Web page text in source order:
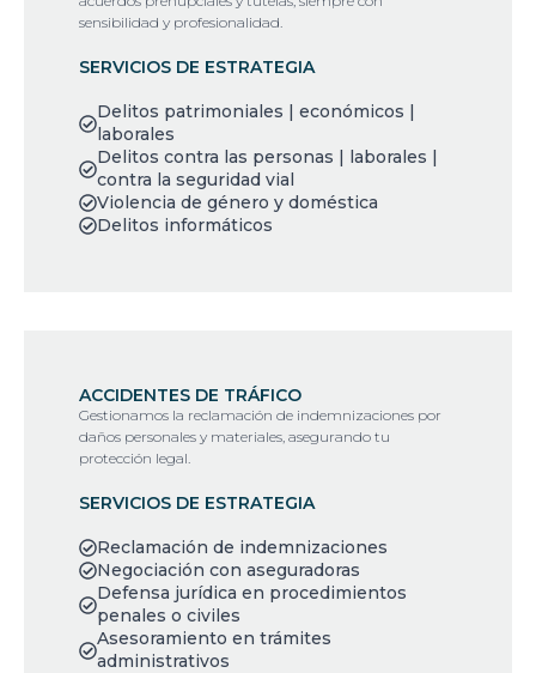
sensibilidad y profesionalidad.
SERVICIOS DE ESTRATEGIA
Delitos patrimoniales | económicos |
laborales
Delitos contra las personas | laborales |
contra la seguridad vial
Violencia de género y doméstica
Delitos informáticos
ACCIDENTES DE TRÁFICO
Gestionamos la reclamación de indemnizaciones por
daños personales y materiales, asegurando tu
protección legal.
SERVICIOS DE ESTRATEGIA
Reclamación de indemnizaciones
Negociación con aseguradoras
Defensa jurídica en procedimientos
penales o civiles
Asesoramiento en trámites
administrativos